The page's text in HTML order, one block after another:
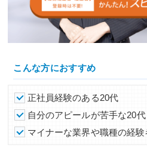
こんな方におすすめ
正社員経験のある20代
自分のアピールが苦手な20代
マイナーな業界や職種の経験